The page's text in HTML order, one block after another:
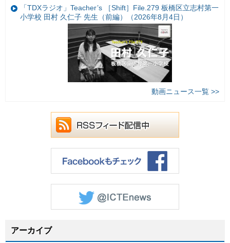
「TDXラジオ」Teacher’s ［Shift］File.279 板橋区立志村第一
小学校 田村 久仁子 先生（前編）（2026年8月4日）
動画ニュース一覧 >>
アーカイブ